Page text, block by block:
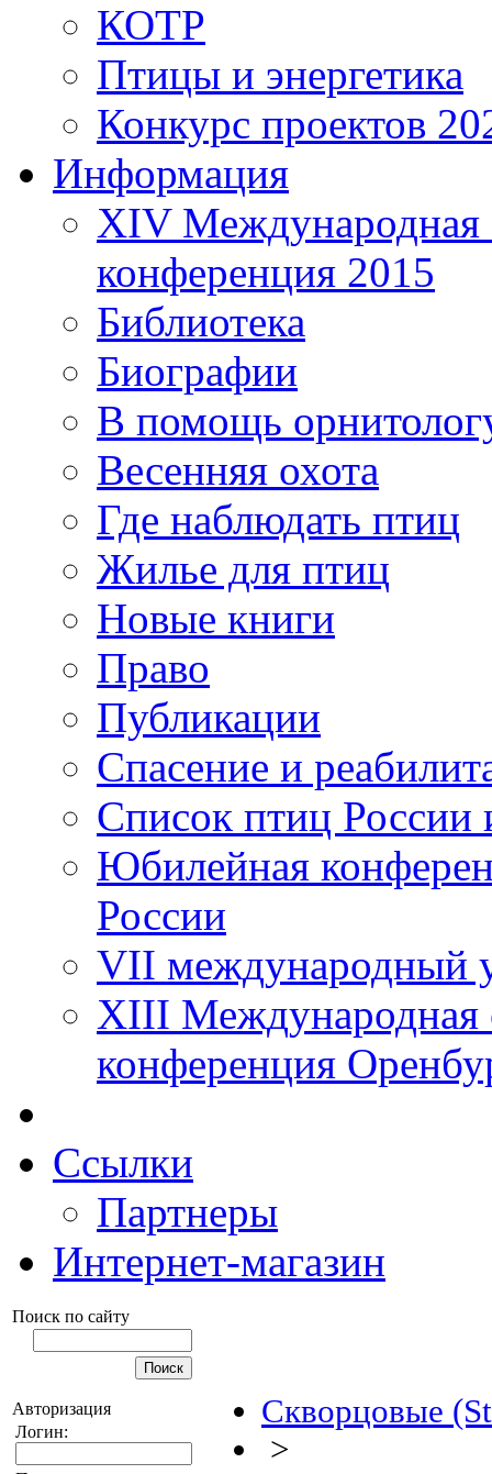
КОТР
Птицы и энергетика
Конкурс проектов
Информация
XIV Международная
конференция 2015
Библиотека
Биографии
В помощь
Весенняя охота
Где наблюдать птиц
Жилье для птиц
Новые книги
Право
Публикации
Спасение и
Список птиц России
Юбилейная
России
VII международный
XIII Международная
конференция
Ссылки
Партнеры
Интернет-магазин
Поиск по сайту
Авторизация
Логин:
Скворцовые
>